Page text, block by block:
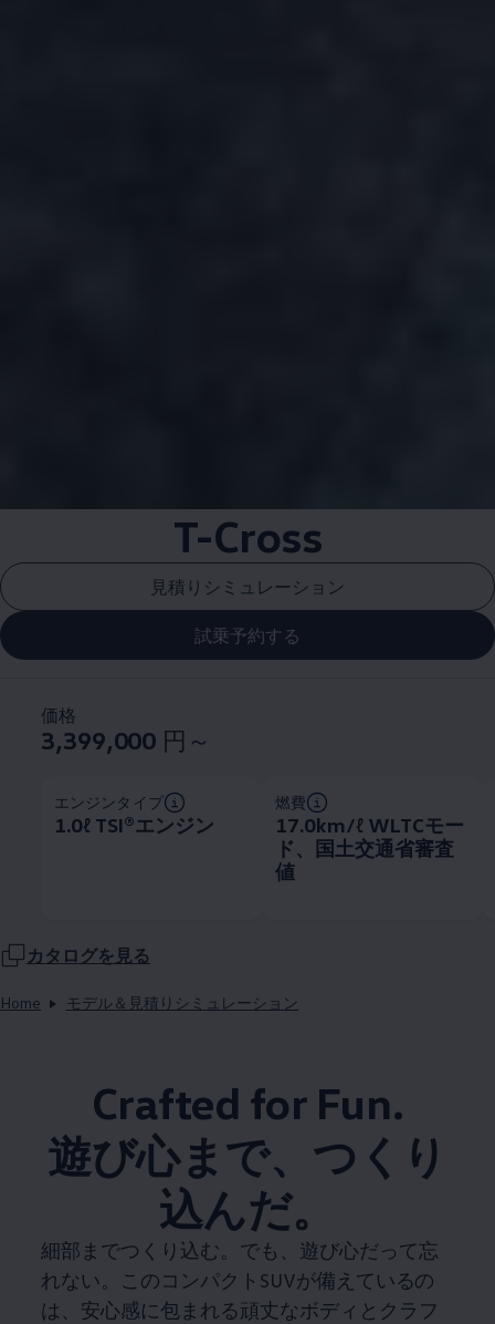
T-Cross
見積りシミュレーション
試乗予約する
価格
3,399,000 円～
エンジンタイプ
1.0ℓ TSI®エンジン
燃費
17.0km/ℓ WLTCモー
ド、国土交通省審査
値
カタログを見る
Home モデル＆見積りシミュレーション
Crafted for Fun.
遊び心まで、つくり
込んだ。
細部までつくり込む。でも、遊び心だって忘
れない。このコンパクトSUVが備えているの
は、安心感に包まれる頑丈なボディとクラフ